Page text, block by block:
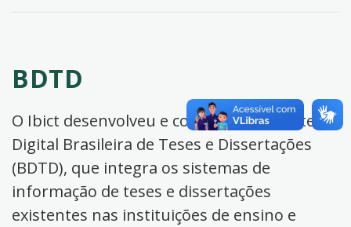
BDTD
O Ibict desenvolveu e coordena a Biblioteca
Digital Brasileira de Teses e Dissertações
(BDTD), que integra os sistemas de
informação de teses e dissertações
existentes nas instituições de ensino e